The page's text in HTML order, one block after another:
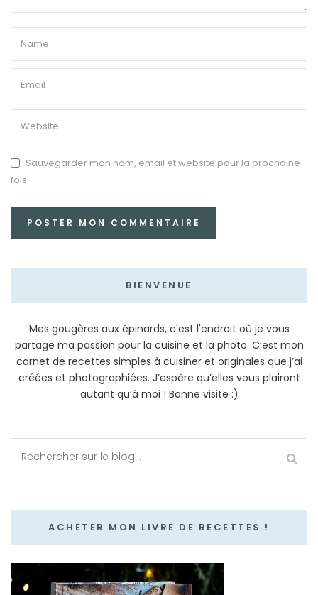
Sauvegarder mon nom, email et website pour la prochaine
fois.
BIENVENUE
Mes gougères aux épinards, c'est l'endroit où je vous
partage ma passion pour la cuisine et la photo. C’est mon
carnet de recettes simples à cuisiner et originales que j’ai
créées et photographiées. J’espère qu’elles vous plairont
autant qu’à moi ! Bonne visite :)
ACHETER MON LIVRE DE RECETTES !